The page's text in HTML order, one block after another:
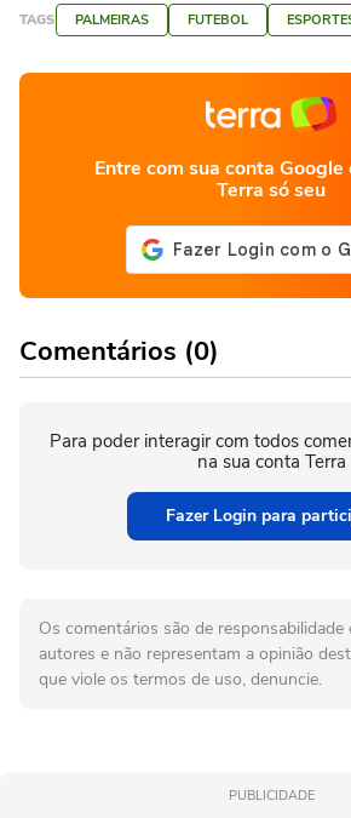
TAGS PALMEIRAS FUTEBOL
Entre com sua conta Google
Terra só seu
Comentários (0)
Para poder interagir com todos
na sua conta Terra
Fazer Login para
Os comentários são de responsabilidade
autores e não representam a opinião
que viole os termos de uso, denuncie.
PUBLICIDADE